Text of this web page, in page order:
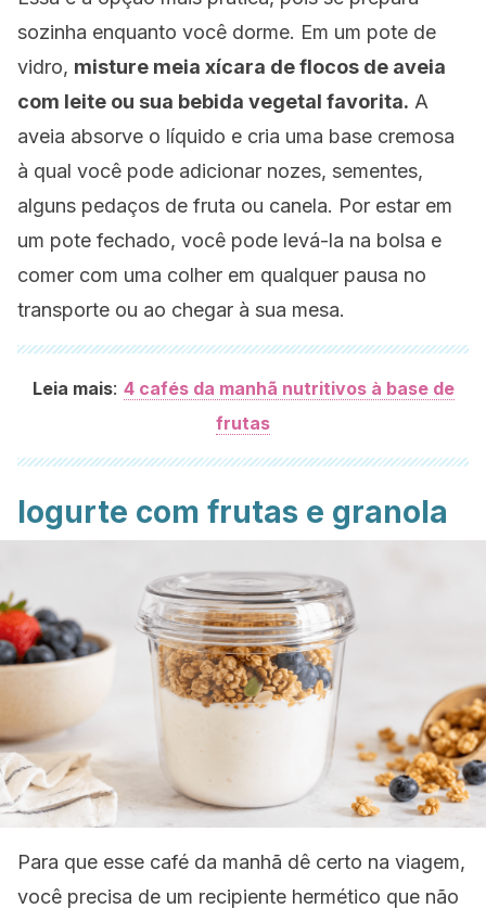
sozinha enquanto você dorme. Em um pote de
vidro, misture meia xícara de flocos de aveia
com leite ou sua bebida vegetal favorita. A
aveia absorve o líquido e cria uma base cremosa
à qual você pode adicionar nozes, sementes,
alguns pedaços de fruta ou canela. Por estar em
um pote fechado, você pode levá-la na bolsa e
comer com uma colher em qualquer pausa no
transporte ou ao chegar à sua mesa.
Leia mais: 4 cafés da manhã nutritivos à base de
frutas
Iogurte com frutas e granola
Para que esse café da manhã dê certo na viagem,
você precisa de um recipiente hermético que não